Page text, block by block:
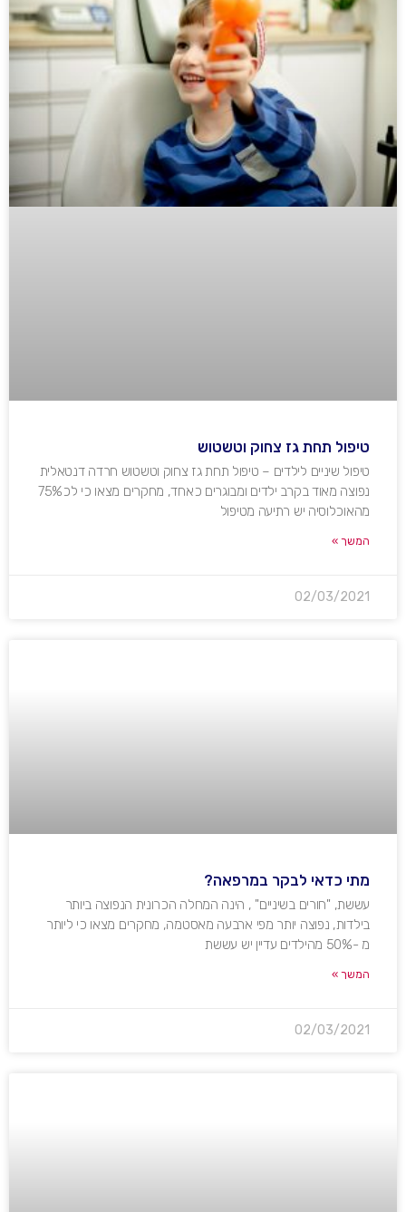
טיפול תחת גז צחוק וטשטוש
טיפול שיניים לילדים – טיפול תחת גז צחוק וטשטוש חרדה דנטאלית
נפוצה מאוד בקרב ילדים ומבוגרים כאחד, מחקרים מצאו כי לכ75%
מהאוכלוסיה יש רתיעה מטיפול
המשך »
02/03/2021
מתי כדאי לבקר במרפאה?
עששת, "חורים בשיניים" , הינה המחלה הכרונית הנפוצה ביותר
בילדות, נפוצה יותר מפי ארבעה מאסטמה, מחקרים מצאו כי ליותר
מ -50% מהילדים עדיין יש עששת
המשך »
02/03/2021